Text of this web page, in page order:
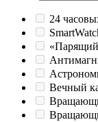
24
Вечный